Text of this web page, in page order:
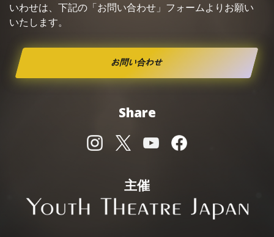
いわせは、下記の「お問い合わせ」フォームよりお願い
いたします。
お問い合わせ
Share
主催